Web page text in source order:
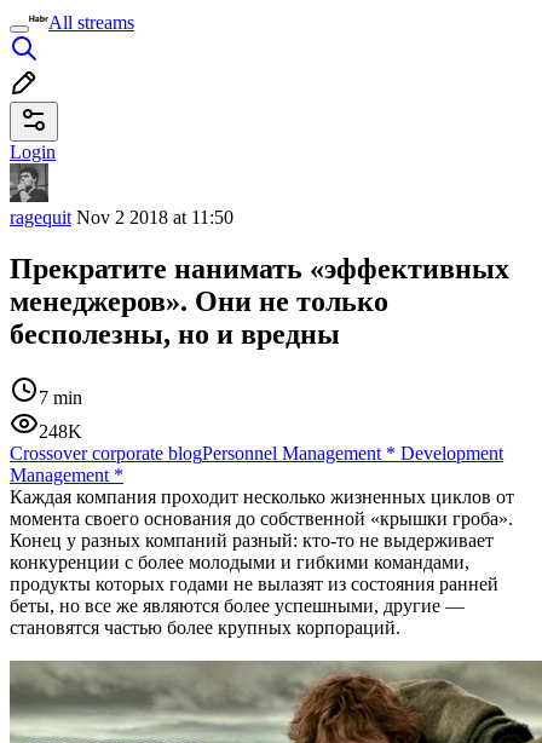
All streams
Login
ragequit Nov 2 2018 at 11:50
Прекратите нанимать «эффективных
менеджеров». Они не только
бесполезны, но и вредны
7 min
248K
Crossover corporate blogPersonnel Management * Development
Management *
Каждая компания проходит несколько жизненных циклов от
момента своего основания до собственной «крышки гроба».
Конец у разных компаний разный: кто-то не выдерживает
конкуренции с более молодыми и гибкими командами,
продукты которых годами не вылазят из состояния ранней
беты, но все же являются более успешными, другие —
становятся частью более крупных корпораций.